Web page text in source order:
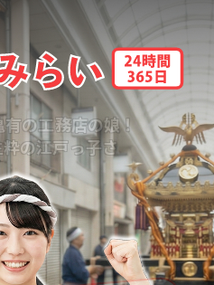
の工務店の娘！
の江戸っ子さ